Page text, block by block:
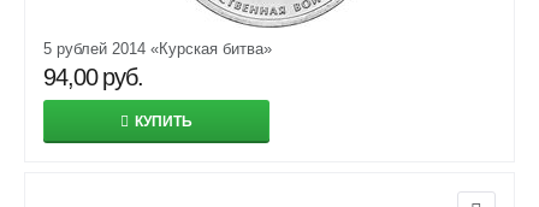
5 рублей 2014 «Курская битва»
94,00 руб.
КУПИТЬ